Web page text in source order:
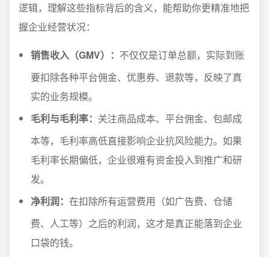
逻辑，理解这些指标背后的含义，能帮助你更精准地把
握企业经营状况：
销售收入（GMV）： 不仅仅是订单总额，实际到账
要扣除各种平台佣金、优惠券、退款等，反映了真
实的业务规模。
毛利与毛利率： 关注商品成本、平台佣金、包邮成
本等，毛利率高低直接影响企业抗风险能力。如果
毛利率长期偏低，企业很难有资金投入到推广和研
发。
净利润： 在扣除所有运营费用（如广告费、仓储
费、人工等）之后的利润，这才是真正能落到企业
口袋的钱。